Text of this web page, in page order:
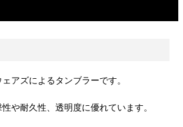
アズによるタンブラーです。
や耐久性、透明度に優れています。